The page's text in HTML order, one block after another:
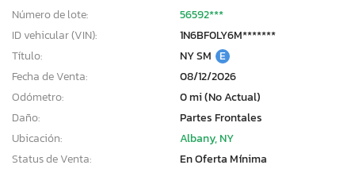
Número de lote:
56592***
ID vehicular (VIN):
1N6BF0LY6M*******
Título:
NY SM E
Fecha de Venta:
08/12/2026
Odómetro:
0 mi (No Actual)
Daño:
Partes Frontales
Ubicación:
Albany, NY
Status de Venta:
En Oferta Mínima